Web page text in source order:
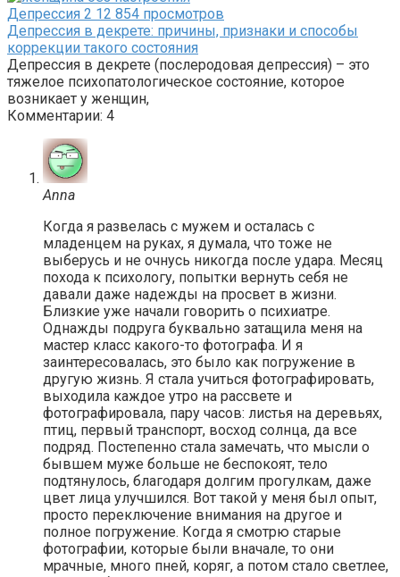
Депрессия 2 12 854 просмотров
Депрессия в декрете: причины, признаки и способы
коррекции такого состояния
Депрессия в декрете (послеродовая депрессия) – это
тяжелое психопатологическое состояние, которое
возникает у женщин,
Комментарии: 4
Anna
Когда я развелась с мужем и осталась с
младенцем на руках, я думала, что тоже не
выберусь и не очнусь никогда после удара. Месяц
похода к психологу, попытки вернуть себя не
давали даже надежды на просвет в жизни.
Близкие уже начали говорить о психиатре.
Однажды подруга буквально затащила меня на
мастер класс какого-то фотографа. И я
заинтересовалась, это было как погружение в
другую жизнь. Я стала учиться фотографировать,
выходила каждое утро на рассвете и
фотографировала, пару часов: листья на деревьях,
птиц, первый транспорт, восход солнца, да все
подряд. Постепенно стала замечать, что мысли о
бывшем муже больше не беспокоят, тело
подтянулось, благодаря долгим прогулкам, даже
цвет лица улучшился. Вот такой у меня был опыт,
просто переключение внимания на другое и
полное погружение. Когда я смотрю старые
фотографии, которые были вначале, то они
мрачные, много пней, коряг, а потом стало светлее,